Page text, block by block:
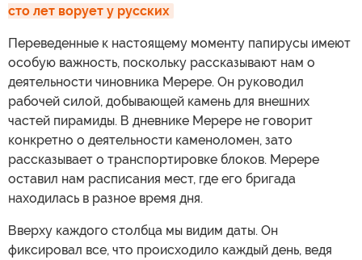
сто лет ворует у русских
Переведенные к настоящему моменту папирусы имеют
особую важность, поскольку рассказывают нам о
деятельности чиновника Мерере. Он руководил
рабочей силой, добывающей камень для внешних
частей пирамиды. В дневнике Мерере не говорит
конкретно о деятельности каменоломен, зато
рассказывает о транспортировке блоков. Мерере
оставил нам расписания мест, где его бригада
находилась в разное время дня.
Вверху каждого столбца мы видим даты. Он
фиксировал все, что происходило каждый день, ведя